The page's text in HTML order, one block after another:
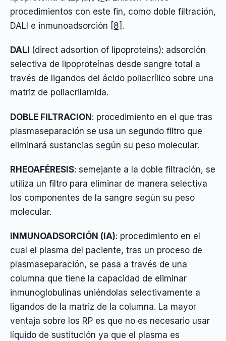
procedimientos con este fin, como doble filtración,
DALI e inmunoadsorción [8] .
DALI (direct adsortion of lipoproteins): adsorción
selectiva de lipoproteínas desde sangre total a
través de ligandos del ácido poliacrílico sobre una
matriz de poliacrilamida.
DOBLE FILTRACION: procedimiento en el que tras
plasmaseparación se usa un segundo filtro que
eliminará sustancias según su peso molecular.
RHEOAFÉRESIS: semejante a la doble filtración, se
utiliza un filtro para eliminar de manera selectiva
los componentes de la sangre según su peso
molecular.
INMUNOADSORCIÓN (IA): procedimiento en el
cual el plasma del paciente, tras un proceso de
plasmaseparación, se pasa a través de una
columna que tiene la capacidad de eliminar
inmunoglobulinas uniéndolas selectivamente a
ligandos de la matriz de la columna. La mayor
ventaja sobre los RP es que no es necesario usar
líquido de sustitución ya que el plasma es